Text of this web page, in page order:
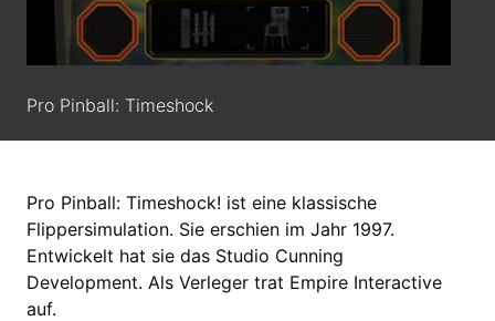
Pro Pinball: Timeshock
Pro Pinball: Timeshock! ist eine klassische
Flippersimulation. Sie erschien im Jahr 1997.
Entwickelt hat sie das Studio Cunning
Development. Als Verleger trat Empire Interactive
auf.